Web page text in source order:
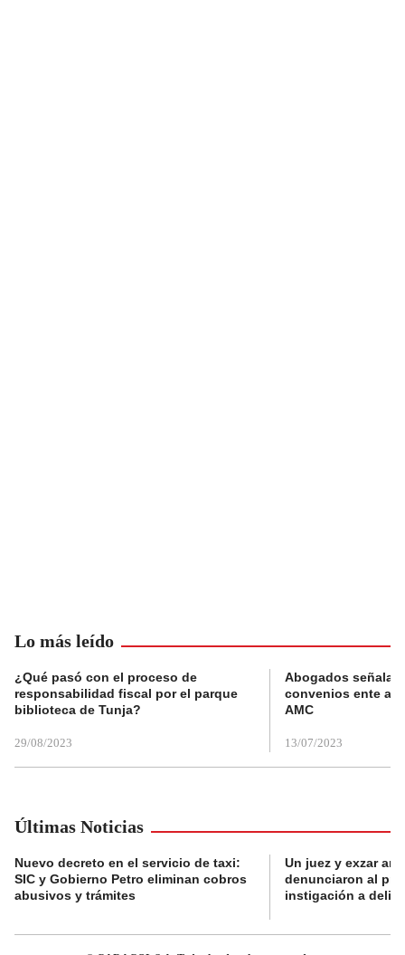
Lo más leído
¿Qué pasó con el proceso de
responsabilidad fiscal por el parque
biblioteca de Tunja?
29/08/2023
Abogados
convenios ente
AMC
13/07/2023
Últimas Noticias
Nuevo decreto en el servicio de taxi:
SIC y Gobierno Petro eliminan cobros
abusivos y trámites
Un juez y exzar
denunciaron al
instigación a